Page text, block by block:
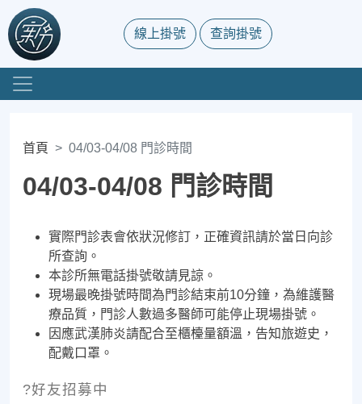
線上掛號 查詢掛號
首頁 04/03-04/08 門診時間
04/03-04/08 門診時間
實際門診表會依狀況修訂，正確資訊請於當日向診
所查詢。
本診所無電話掛號敬請見諒。
現場最晚掛號時間為門診結束前10分鐘，為維護醫
療品質，門診人數過多醫師可能停止現場掛號。
因應武漢肺炎請配合至櫃檯量額溫，告知旅遊史，
配戴口罩。
?好友招募中